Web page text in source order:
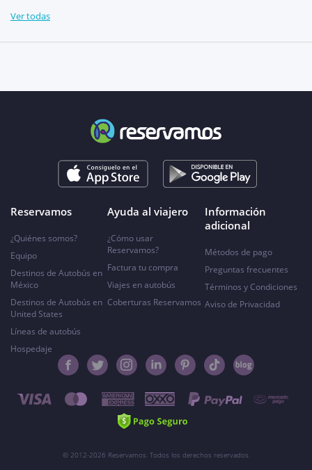
Ver todas
Reservamos
¿Quiénes somos?
Equipo
Destinos de Autobús en
México
Destinos de Autobús en
United States
Líneas de autobús
Hospedaje
Ayuda al viajero
¿Cómo usar
Reservamos?
Factura tu compra
Viajes en autobús
Coberturas Reservamos
Información
adicional
Métodos de pago
Preguntas frecuentes
Términos y Condiciones
Aviso de Privacidad
© 2012-2026 Reservamos. Todos los derechos reservados.